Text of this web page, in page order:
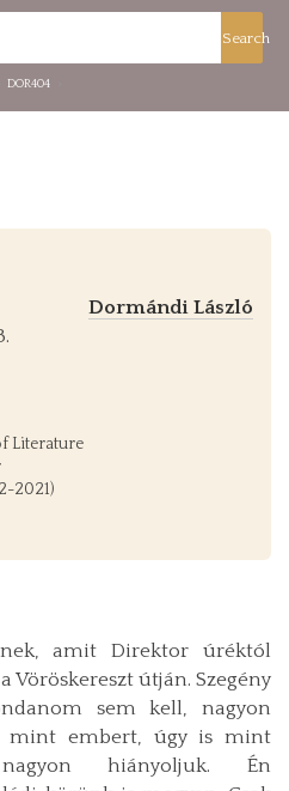
Search
DOR404
Dormándi László
Literature
2021)
amit Direktor úréktól
Vöröskereszt útján. Szegény
sem kell, nagyon
mint embert, úgy is mint
hiányoljuk. Én